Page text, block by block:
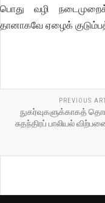
பொது வழி
தானாகவே ஏழைக்
PREVIOUS
நுகர்வுகளுக்காகத்
சுதந்திரப் பாலியல்